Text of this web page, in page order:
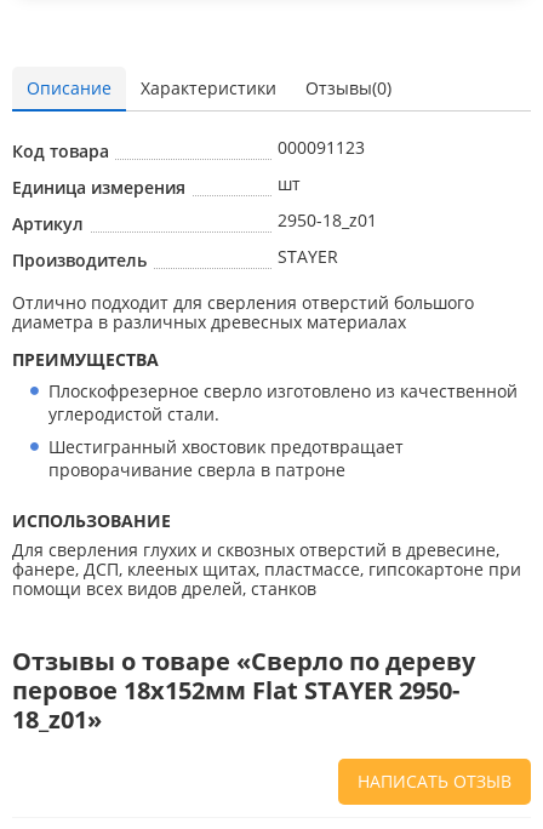
Описание Характеристики Отзывы(0)
Код товара
000091123
Единица измерения
шт
Артикул
2950-18_z01
Производитель
STAYER
Отлично подходит для сверления отверстий большого
диаметра в различных древесных материалах
ПРЕИМУЩЕСТВА
Плоскофрезерное сверло изготовлено из качественной
углеродистой стали.
Шестигранный хвостовик предотвращает
проворачивание сверла в патроне
ИСПОЛЬЗОВАНИЕ
Для сверления глухих и сквозных отверстий в древесине,
фанере, ДСП, клееных щитах, пластмассе, гипсокартоне при
помощи всех видов дрелей, станков
Отзывы о товаре «Cверло по дереву
перовое 18x152мм Flat STAYER 2950-
18_z01»
НАПИСАТЬ ОТЗЫВ